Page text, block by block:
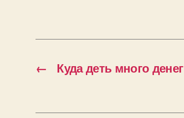
← Куда деть много денег